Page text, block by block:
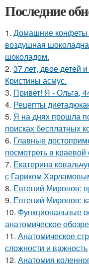
Последние
1. Домашние конфеты
воздушная
шоколадом.
2. 37 лет, двое детей
Кристины асмус.
3. Привет! Я - Ольга,
4. Рецепты
5. Я на днях прошла
поисках бесплатных
6. Главные
посмотреть в краевой
7. Екатерина
с Гариком
8. Евгений Миронов:
9. Евгений Миронов:
10. Функциональные
анатомическое
11. Анатомическое
сложности и важность
12. Анатомия